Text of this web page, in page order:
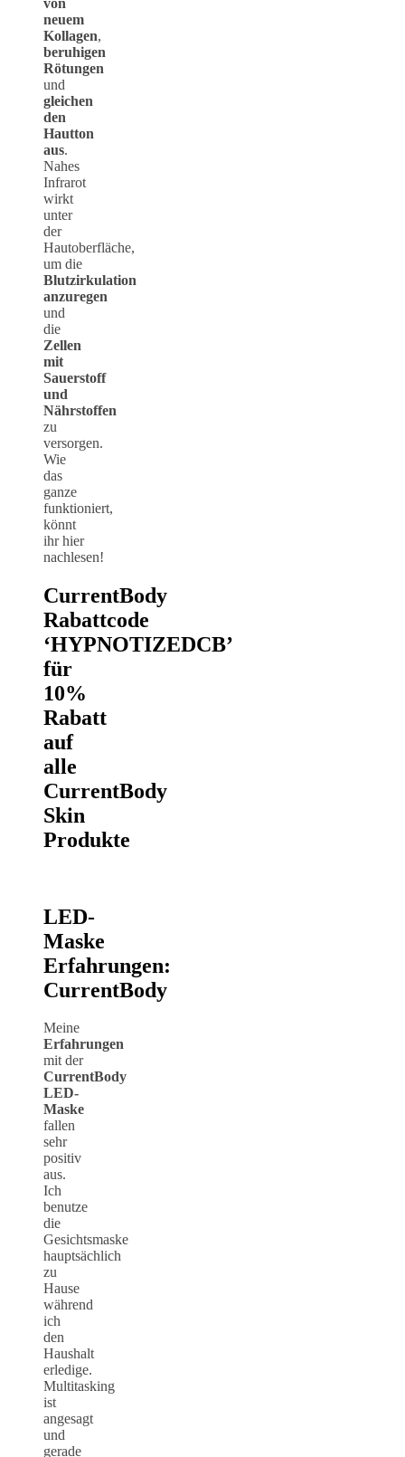
neuem
Kollagen,
beruhigen
Rötungen
und
gleichen
den
Hautton
aus.
Nahes
Infrarot
wirkt
unter
der
Hautoberfläche,
um die
Blutzirkulation
anzuregen
und
die
Zellen
mit
Sauerstoff
und
Nährstoffen
zu
versorgen.
Wie
das
ganze
funktioniert,
könnt
ihr hier
nachlesen!
CurrentBody
Rabattcode
‘HYPNOTIZEDCB’
für
10%
Rabatt
auf
alle
CurrentBody
Skin
Produkte
LED-
Maske
Erfahrungen:
CurrentBody
Meine
Erfahrungen
mit der
CurrentBody
LED-
Maske
fallen
sehr
positiv
aus.
Ich
benutze
die
Gesichtsmaske
hauptsächlich
zu
Hause
während
ich
den
Haushalt
erledige.
Multitasking
ist
angesagt
und
gerade